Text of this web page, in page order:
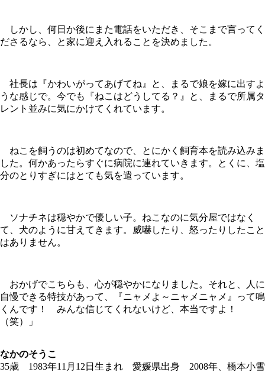
しかし、何日か後にまた電話をいただき、そこまで言ってく
ださるなら、と家に迎え入れることを決めました。
社長は『かわいがってあげてね』と、まるで娘を嫁に出すよ
うな感じで。今でも『ねこはどうしてる？』と、まるで所属タ
レント並みに気にかけてくれています。
ねこを飼うのは初めてなので、とにかく飼育本を読み込みま
した。何かあったらすぐに病院に連れていきます。とくに、塩
分のとりすぎにはとても気を遣っています。
ソナチネは穏やかで優しい子。ねこなのに気分屋ではなく
て、犬のように甘えてきます。威嚇したり、怒ったりしたこと
はありません。
おかげでこちらも、心が穏やかになりました。それと、人に
自慢できる特技があって、『ニャメよ～ニャメニャメ』って鳴
くんです！ みんな信じてくれないけど、本当ですよ！
（笑）」
なかのそうこ
35歳 1983年11月12日生まれ 愛媛県出身 2008年、橋本小雪